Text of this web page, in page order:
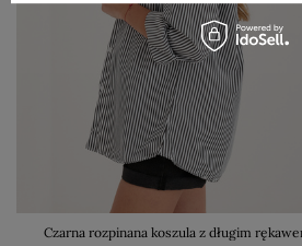
Czarna rozpinana koszula z długim